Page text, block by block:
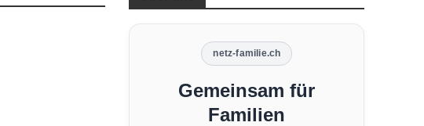
netz-familie.ch
Gemeinsam für
Familien